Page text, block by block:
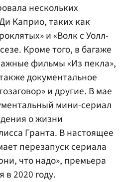
нескольких
Каприо, таких как
и «Волк с Уолл-
Кроме того, в багаже
фильмы «Из пекла»,
документальное
и другие. В мае
мини-сериал
о жизни
Гранта. В настоящее
перезапуск сериала
что надо», премьера
в 2020 году.